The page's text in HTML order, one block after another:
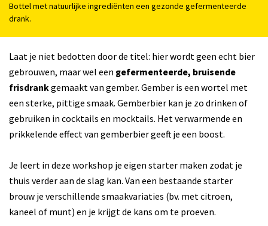
Bottel met natuurlijke ingrediënten een gezonde gefermenteerde
drank.
Laat je niet bedotten door de titel: hier wordt geen echt bier
gebrouwen, maar wel een gefermenteerde, bruisende
frisdrankgemaakt van gember. Gember is een wortel met
een sterke, pittige smaak. Gemberbier kan je zo drinken of
gebruiken in cocktails en mocktails. Het verwarmende en
prikkelende effect van gemberbier geeft je een boost.
Je leert in deze workshop je eigen starter maken zodat je
thuis verder aan de slag kan. Van een bestaande starter
brouw je verschillende smaakvariaties (bv. met citroen,
kaneel of munt) en je krijgt de kans om te proeven.